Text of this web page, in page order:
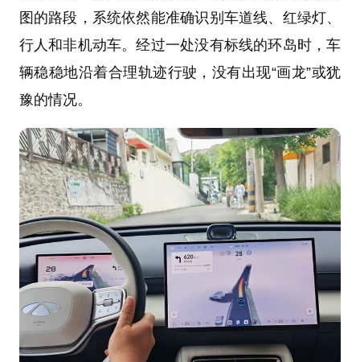
图的路段，系统依然能准确识别车道线、红绿灯、
行人和非机动车。经过一处没有标线的环岛时，车
辆稳稳地沿着合理轨迹行驶，没有出现“画龙”或犹
豫的情况。